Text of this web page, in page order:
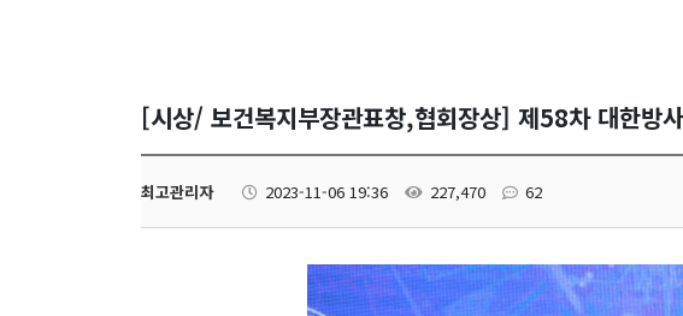
[시상/ 보건복지부장관표창,협회장상] 제58차 대한방
최고관리자 2023-11-06 19:36 227,470 62